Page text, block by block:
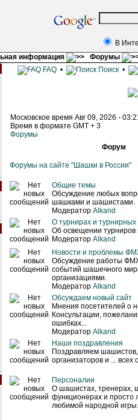
В
информация Форумы
FAQ• Поиск•
Московское время Авг 09, 2026 -
Время в формате GMT + 3
Форумы
Форум
Форумы на сайте "Шашки в России"
Общие темы
Обсуждение любых
шашками и шашистами.
Модератор Alkand
О турнирах и турнирных
Об освещении турниров
Модератор Alkand
Новости и проблемы
Обсуждение работы
событий шашечного
организациями.
Модератор Alkand
Обсуждаем новый сайт
Мнения посетителей о
Консультации,
ошибках...
Модератор Alkand
Наши поздравления
Поздравляем
организаторов и ... всех
Персоналии
О шашистах, тренерах,
функционерах и
любимой народной игры.